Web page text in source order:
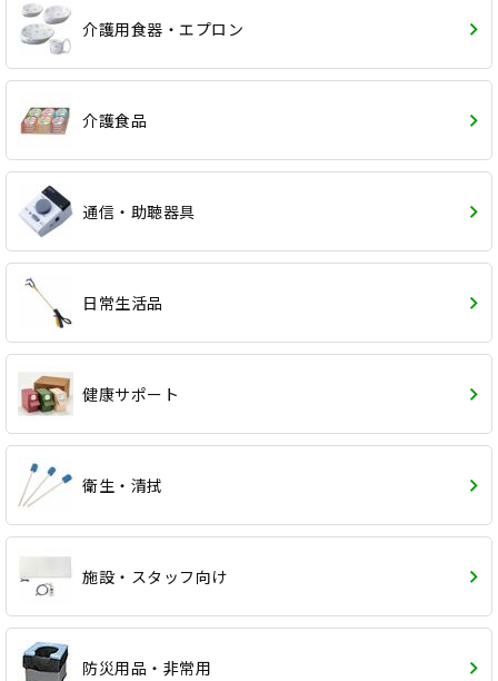
介護用食器・エプロン
介護食品
通信・助聴器具
日常生活品
健康サポート
衛生・清拭
施設・スタッフ向け
防災用品・非常用